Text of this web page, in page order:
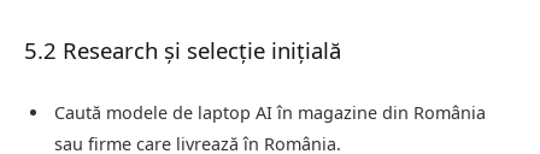
5.2 Research și selecție inițială
Caută modele de laptop AI în magazine din România
sau firme care livrează în România.